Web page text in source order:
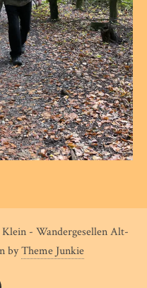
- Wandergesellen Alt-
byTheme Junkie